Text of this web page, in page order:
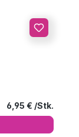
Regulärer
6,95 €